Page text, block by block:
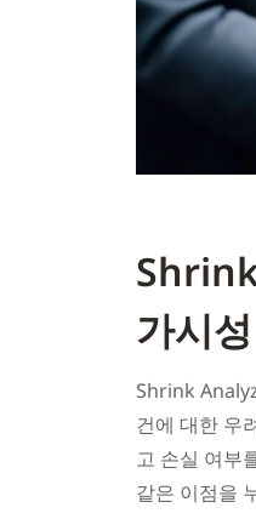
가시
Shrink
건에 대한 우
고 손실 여부
같은 이점을